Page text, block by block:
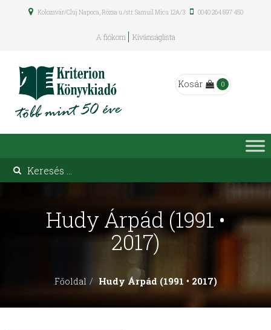
Kolozsvár/Cluj Napoca, Rózsa u./str. Samuil Micu 12A/3 0040 264 597 450
A fiókom Kívánságlista
Kosár 0
Hudy Árpád (1991 •
2017)
Főoldal Hudy Árpád (1991 • 2017)